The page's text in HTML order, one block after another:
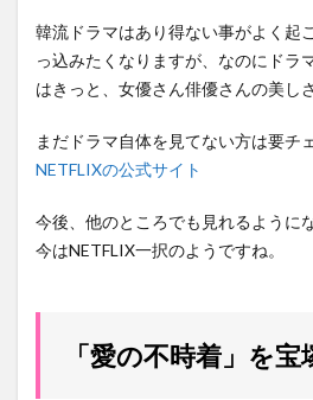
韓流ドラマはあり得ない事がよく起
っ込みたくなりますが、なのにドラ
はきっと、女優さん俳優さんの美し
まだドラマ自体を見てない方は要チ
NETFLIXの公式サイト
今後、他のところでも見れるように
今はNETFLIX一択のようですね。
「愛の不時着」を